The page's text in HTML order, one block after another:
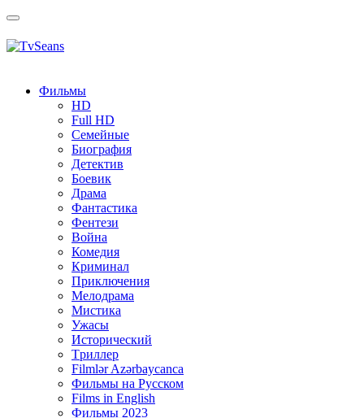
Toggle
Фильмы
HD
Full HD
Семейные
Биография
Детектив
Боевик
Драма
Фантастика
Фентези
Война
Комедия
Криминал
Приключения
Мелодрама
Мистика
Ужасы
Исторический
Tриллер
Filmlər Azərbaycanca
Фильмы на Русском
Films in English
Фильмы 2023